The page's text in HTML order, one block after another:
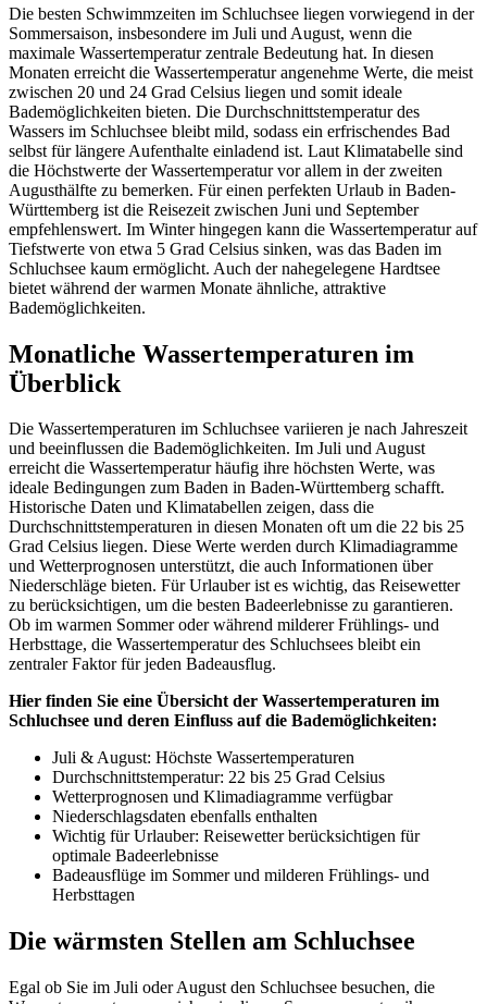
Die besten Schwimmzeiten im Schluchsee liegen vorwiegend in der
Sommersaison, insbesondere im Juli und August, wenn die
maximale Wassertemperatur zentrale Bedeutung hat. In diesen
Monaten erreicht die Wassertemperatur angenehme Werte, die meist
zwischen 20 und 24 Grad Celsius liegen und somit ideale
Bademöglichkeiten bieten. Die Durchschnittstemperatur des
Wassers im Schluchsee bleibt mild, sodass ein erfrischendes Bad
selbst für längere Aufenthalte einladend ist. Laut Klimatabelle sind
die Höchstwerte der Wassertemperatur vor allem in der zweiten
Augusthälfte zu bemerken. Für einen perfekten Urlaub in Baden-
Württemberg ist die Reisezeit zwischen Juni und September
empfehlenswert. Im Winter hingegen kann die Wassertemperatur auf
Tiefstwerte von etwa 5 Grad Celsius sinken, was das Baden im
Schluchsee kaum ermöglicht. Auch der nahegelegene Hardtsee
bietet während der warmen Monate ähnliche, attraktive
Bademöglichkeiten.
Monatliche Wassertemperaturen im
Überblick
Die Wassertemperaturen im Schluchsee variieren je nach Jahreszeit
und beeinflussen die Bademöglichkeiten. Im Juli und August
erreicht die Wassertemperatur häufig ihre höchsten Werte, was
ideale Bedingungen zum Baden in Baden-Württemberg schafft.
Historische Daten und Klimatabellen zeigen, dass die
Durchschnittstemperaturen in diesen Monaten oft um die 22 bis 25
Grad Celsius liegen. Diese Werte werden durch Klimadiagramme
und Wetterprognosen unterstützt, die auch Informationen über
Niederschläge bieten. Für Urlauber ist es wichtig, das Reisewetter
zu berücksichtigen, um die besten Badeerlebnisse zu garantieren.
Ob im warmen Sommer oder während milderer Frühlings- und
Herbsttage, die Wassertemperatur des Schluchsees bleibt ein
zentraler Faktor für jeden Badeausflug.
Hier finden Sie eine Übersicht der Wassertemperaturen im
Schluchsee und deren Einfluss auf die Bademöglichkeiten:
Juli & August: Höchste Wassertemperaturen
Durchschnittstemperatur: 22 bis 25 Grad Celsius
Wetterprognosen und Klimadiagramme verfügbar
Niederschlagsdaten ebenfalls enthalten
Wichtig für Urlauber: Reisewetter berücksichtigen für
optimale Badeerlebnisse
Badeausflüge im Sommer und milderen Frühlings- und
Herbsttagen
Die wärmsten Stellen am Schluchsee
Egal ob Sie im Juli oder August den Schluchsee besuchen, die